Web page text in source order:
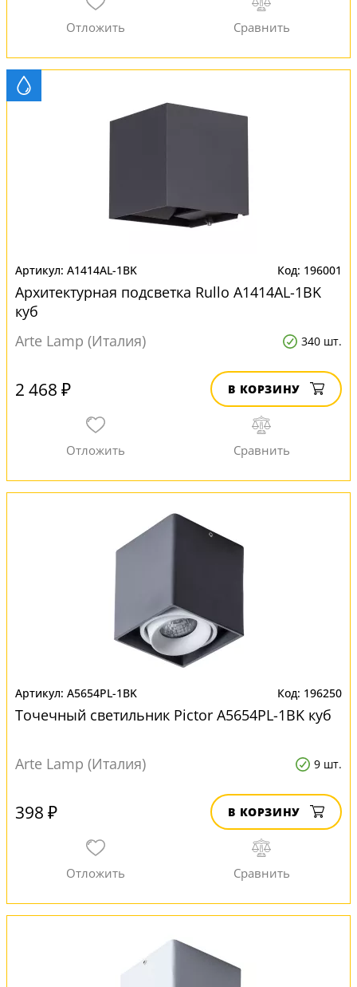
A1414AL-1BK 196001
Архитектурная подсветка Rullo A1414AL-1BK
куб
Arte Lamp (Италия)
340 шт.
2 468 ₽ В КОРЗИНУ
A5654PL-1BK 196250
Точечный светильник Pictor A5654PL-1BK куб
Arte Lamp (Италия) 9 шт.
398 ₽ В КОРЗИНУ